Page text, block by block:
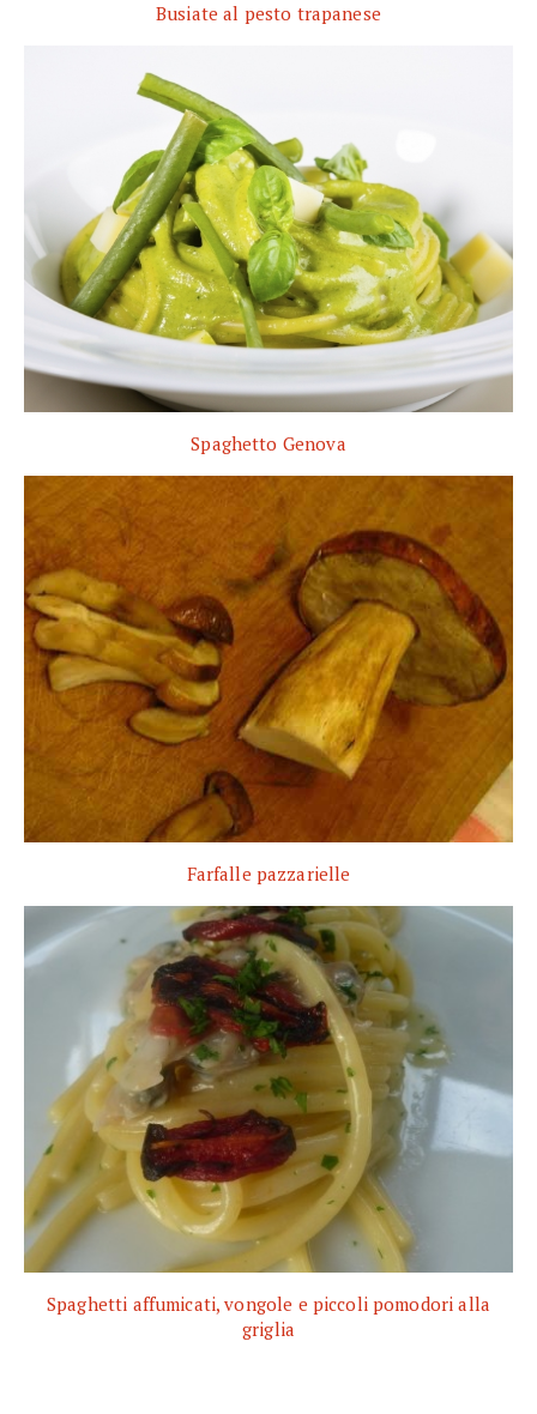
Busiate al pesto trapanese
Spaghetto Genova
Farfalle pazzarielle
Spaghetti affumicati, vongole e piccoli pomodori alla
griglia